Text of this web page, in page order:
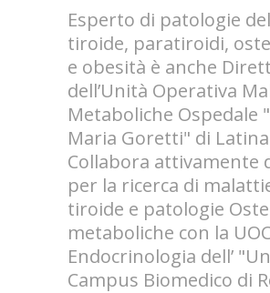
Esperto di patologie
tiroide, paratiroidi,
e obesità è anche
dell’Unità Operativa
Metaboliche Ospedale
Maria Goretti" di
Collabora attivamente
per la ricerca di
tiroide e patologie
metaboliche con la
Endocrinologia dell’
Campus Biomedico di